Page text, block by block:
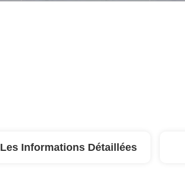
Les Informations Détaillées